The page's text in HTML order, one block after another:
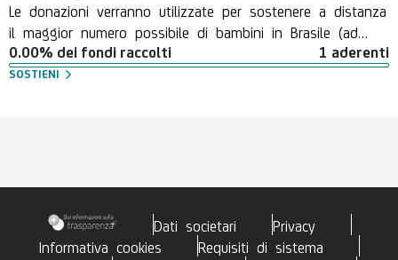
Le donazioni verranno utilizzate per sostenere a distanza
il maggior numero possibile di bambini in Brasile (ad
oggi sono stati aiutati circa 14.000 bambini) . Un
esempio concreto di quello che è stato realizzato nel
0.00% dei fondi raccolti 1 aderenti
SOSTIENI
Dati societari
Privacy
Informativa cookies
Requisiti di sistema